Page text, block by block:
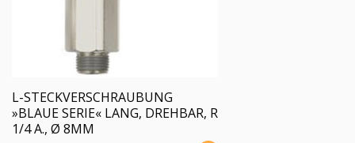
L-STECKVERSCHRAUBUNG
»BLAUE SERIE« LANG, DREHBAR, R
1/4 A., Ø 8MM